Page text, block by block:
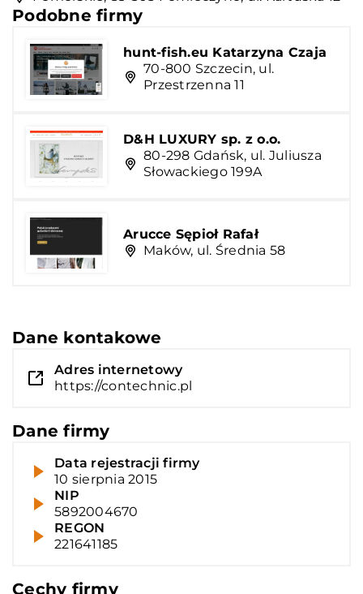
Podobne firmy
hunt-fish.eu Katarzyna Czaja
70-800 Szczecin, ul.
Przestrzenna 11
D&H LUXURY sp. z o.o.
80-298 Gdańsk, ul. Juliusza
Słowackiego 199A
Arucce Sępioł Rafał
Maków, ul. Średnia 58
Dane kontakowe
Adres internetowy
https://contechnic.pl
Dane firmy
Data rejestracji firmy
10 sierpnia 2015
NIP
5892004670
REGON
221641185
Cechy firmy